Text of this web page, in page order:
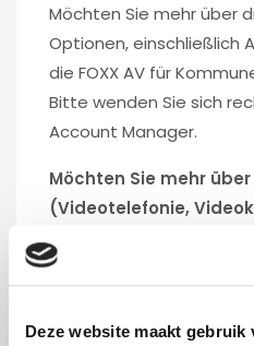
Deze website maakt gebruik
Möchten Sie mehr über
Optionen, einschließlich
die FOXX AV für
Bitte wenden Sie sich
Account Manager.
Möchten Sie mehr
(Videotelefonie,
Möchten Sie mehr